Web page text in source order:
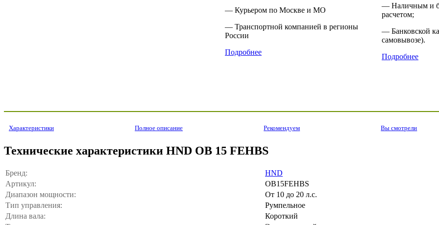
— Курьером по Москве и МО
— Транспортной компанией в регионы
России
Подробнее
— Наличным и
расчетом;
— Банковской
самовывозе).
Подробнее
Характеристики Полное описание Рекомендуем Вы смотрели
Технические характеристики HND OB 15 FEHBS
Бренд:
HND
Артикул:
OB15FEHBS
Диапазон мощности:
От 10 до 20 л.с.
Тип управления:
Румпельное
Длина вала:
Короткий